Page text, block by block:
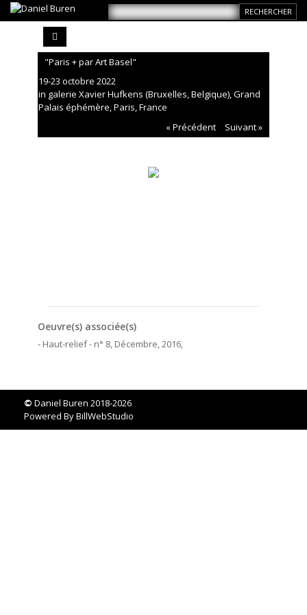
"Paris + par Art Basel"
19-23 octobre 2022
in galerie Xavier Hufkens (Bruxelles, Belgique), Grand
Palais éphémère, Paris, France
« Précédent
Suivant »
Oeuvre(s) associée(s)
- Haut-relief - n° 8, Décembre, 2016,
© Daniel Buren 2018-2026
Powered ByBillWebStudio